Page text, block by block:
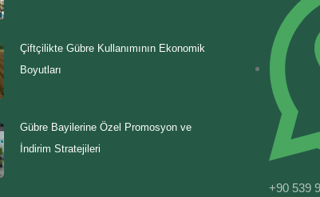
Çiftçilikte Gübre Kullanımının Ekonomik
Boyutları
Gübre Bayilerine Özel Promosyon ve
İndirim Stratejileri
+90 539